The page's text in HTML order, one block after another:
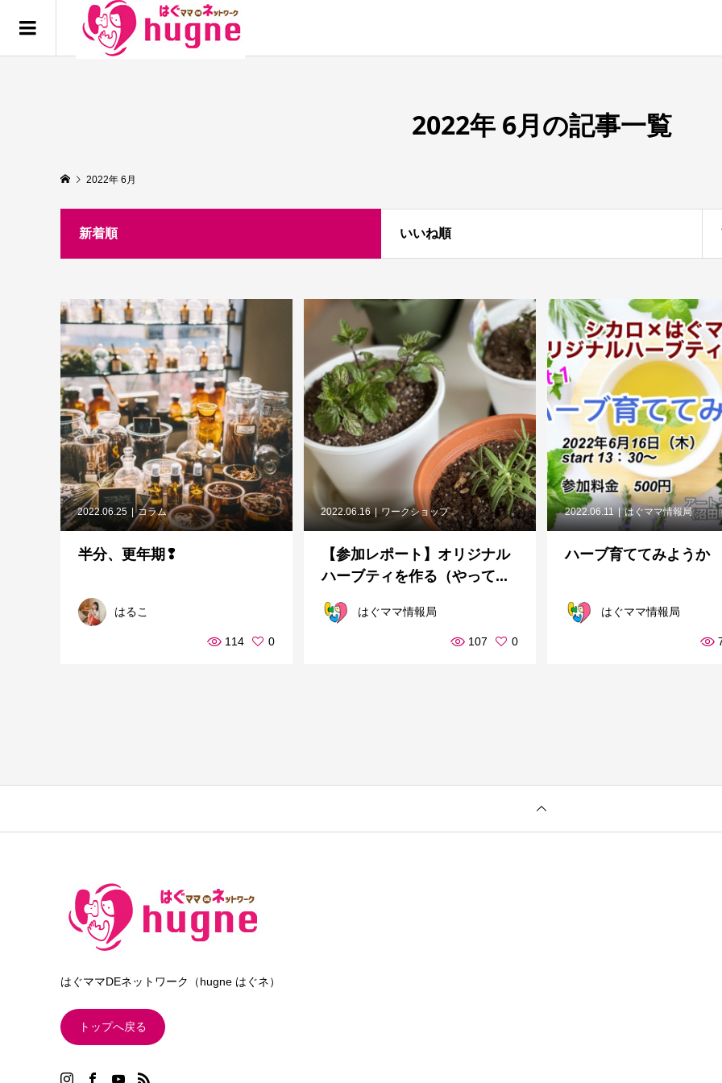
2022年 6月の記事一覧
2022年 6月
新着順 いいね順
2022.06.25 コラム
半分、更年期❢
はるこ
114 0
2022.06.16 ワークショップ
【参加レポート】オリジナル
ハーブティを作る（やって...
はぐママ情報局
107 0
2022.06.11 はぐママ情報局
ハーブ育ててみようか
はぐママ情報局
はぐママDEネットワーク（hugne はぐネ）
トップへ戻る